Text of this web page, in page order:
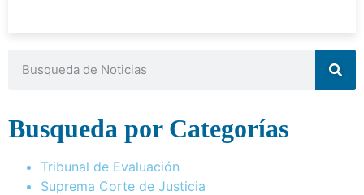
Busqueda por Categorías
Tribunal de Evaluación
Suprema Corte de Justicia